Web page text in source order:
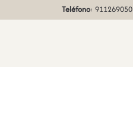
Teléfono: 911269050